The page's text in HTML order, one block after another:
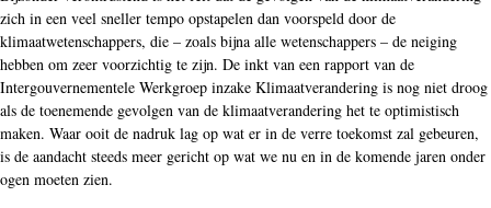
zich in een veel sneller tempo opstapelen dan voorspeld door de
klimaatwetenschappers, die – zoals bijna alle wetenschappers – de neiging
hebben om zeer voorzichtig te zijn. De inkt van een rapport van de
Intergouvernementele Werkgroep inzake Klimaatverandering is nog niet droog
als de toenemende gevolgen van de klimaatverandering het te optimistisch
maken. Waar ooit de nadruk lag op wat er in de verre toekomst zal gebeuren,
is de aandacht steeds meer gericht op wat we nu en in de komende jaren onder
ogen moeten zien.